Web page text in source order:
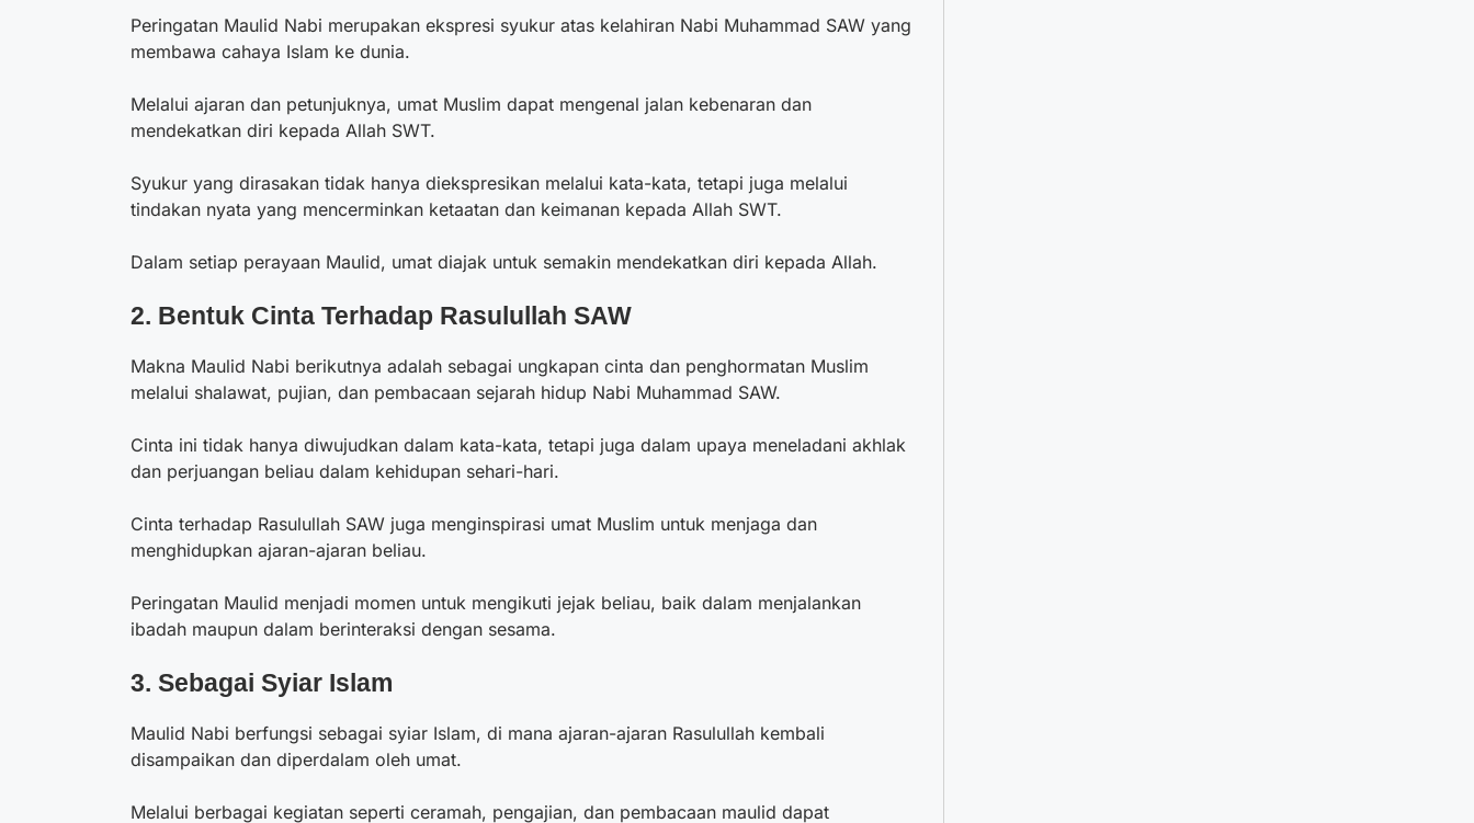
Peringatan Maulid Nabi merupakan ekspresi syukur atas kelahiran Nabi Muhammad SAW yang
membawa cahaya Islam ke dunia.
Melalui ajaran dan petunjuknya, umat Muslim dapat mengenal jalan kebenaran dan
mendekatkan diri kepada Allah SWT.
Syukur yang dirasakan tidak hanya diekspresikan melalui kata-kata, tetapi juga melalui
tindakan nyata yang mencerminkan ketaatan dan keimanan kepada Allah SWT.
Dalam setiap perayaan Maulid, umat diajak untuk semakin mendekatkan diri kepada Allah.
2. Bentuk Cinta Terhadap Rasulullah SAW
Makna Maulid Nabi berikutnya adalah sebagai ungkapan cinta dan penghormatan Muslim
melalui shalawat, pujian, dan pembacaan sejarah hidup Nabi Muhammad SAW.
Cinta ini tidak hanya diwujudkan dalam kata-kata, tetapi juga dalam upaya meneladani akhlak
dan perjuangan beliau dalam kehidupan sehari-hari.
Cinta terhadap Rasulullah SAW juga menginspirasi umat Muslim untuk menjaga dan
menghidupkan ajaran-ajaran beliau.
Peringatan Maulid menjadi momen untuk mengikuti jejak beliau, baik dalam menjalankan
ibadah maupun dalam berinteraksi dengan sesama.
3. Sebagai Syiar Islam
Maulid Nabi berfungsi sebagai syiar Islam, di mana ajaran-ajaran Rasulullah kembali
disampaikan dan diperdalam oleh umat.
Melalui berbagai kegiatan seperti ceramah, pengajian, dan pembacaan maulid dapat